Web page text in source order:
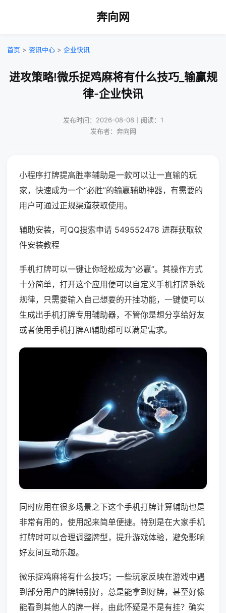
奔向网
首页 > 资讯中心 > 企业快讯
进攻策略!微乐捉鸡麻将有什么技巧_输赢规
律-企业快讯
发布时间：2026-08-08｜阅读：1
发布者：奔向网
小程序打牌提高胜率辅助是一款可以让一直输的玩
家，快速成为一个“必胜”的输赢辅助神器，有需要的
用户可通过正规渠道获取使用。
辅助安装，可QQ搜索申请 549552478 进群获取软
件安装教程
手机打牌可以一键让你轻松成为“必赢”。其操作方式
十分简单，打开这个应用便可以自定义手机打牌系统
规律，只需要输入自己想要的开挂功能，一键便可以
生成出手机打牌专用辅助器，不管你是想分享给好友
或者使用手机打牌AI辅助都可以满足需求。
同时应用在很多场景之下这个手机打牌计算辅助也是
非常有用的，使用起来简单便捷。特别是在大家手机
打牌时可以合理调整牌型，提升游戏体验，避免影响
好友间互动乐趣。
微乐捉鸡麻将有什么技巧；一些玩家反映在游戏中遇
到部分用户的牌特别好，总是能拿到好牌，甚至好像
能看到其他人的牌一样，由此怀疑是不是有挂？确实